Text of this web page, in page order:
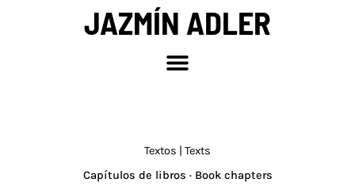
JAZMÍN ADLER
Textos | Texts
Capítulos de libros · Book chapters